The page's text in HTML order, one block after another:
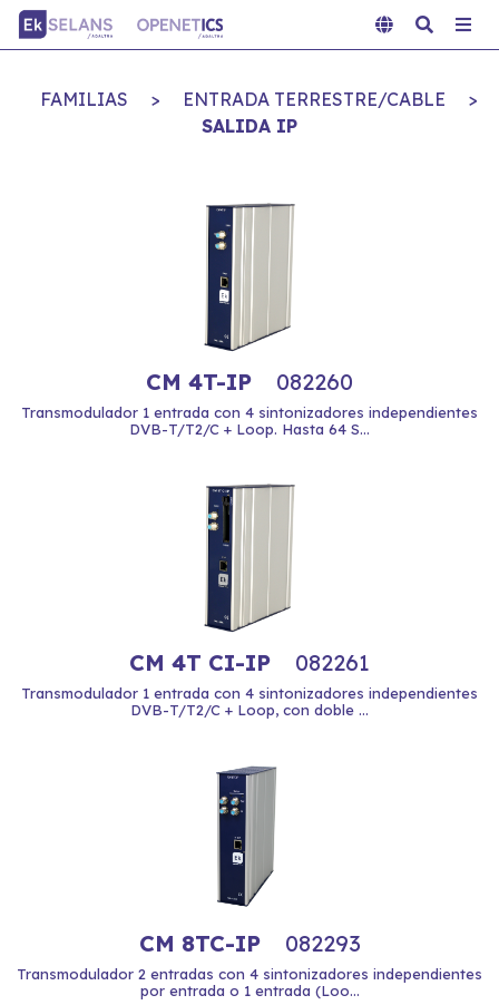
FAMILIAS > ENTRADA TERRESTRE/CABLE
>
SALIDA IP
CM 4T-IP 082260
Transmodulador 1 entrada con 4 sintonizadores independientes
DVB-T/T2/C + Loop. Hasta 64 S...
CM 4T CI-IP 082261
Transmodulador 1 entrada con 4 sintonizadores independientes
DVB-T/T2/C + Loop, con doble ...
CM 8TC-IP 082293
Transmodulador 2 entradas con 4 sintonizadores independientes
por entrada o 1 entrada (Loo...